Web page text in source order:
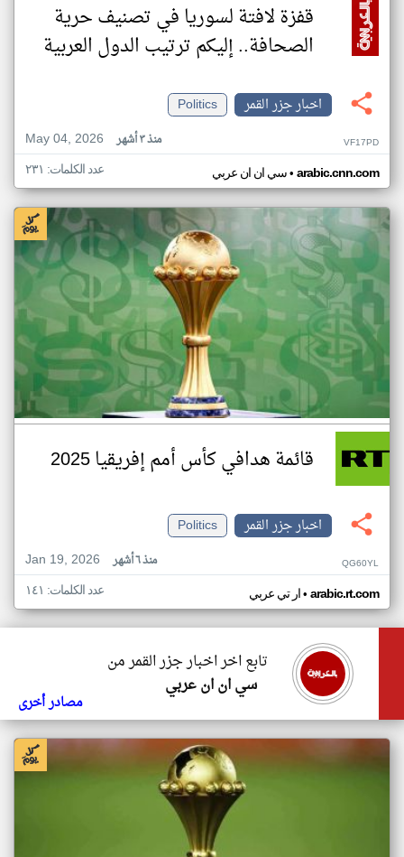
قفزة لافتة لسوريا في تصنيف حرية
الصحافة.. إليكم ترتيب الدول العربية
اخبار جزر القمر
Politics
May 04, 2026
منذ ٣ أشهر VF17PD
سي ان ان عربي• arabic.cnn.com عدد الكلمات: ٢٣١
قائمة هدافي كأس أمم إفريقيا 2025
اخبار جزر القمر
Politics
Jan 19, 2026
منذ ٦ أشهر QG60YL
ار تي عربي• arabic.rt.com عدد الكلمات: ١٤١
تابع اخر اخبار جزر القمر من
سي ان ان عربي
مصادر أخرى